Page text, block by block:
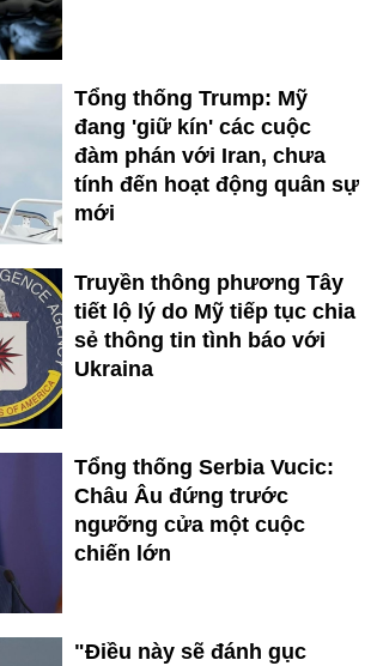
Tổng thống Trump: Mỹ
đang 'giữ kín' các cuộc
đàm phán với Iran, chưa
tính đến hoạt động quân sự
mới
Truyền thông phương Tây
tiết lộ lý do Mỹ tiếp tục chia
sẻ thông tin tình báo với
Ukraina
Tổng thống Serbia Vucic:
Châu Âu đứng trước
ngưỡng cửa một cuộc
chiến lớn
"Điều này sẽ đánh gục